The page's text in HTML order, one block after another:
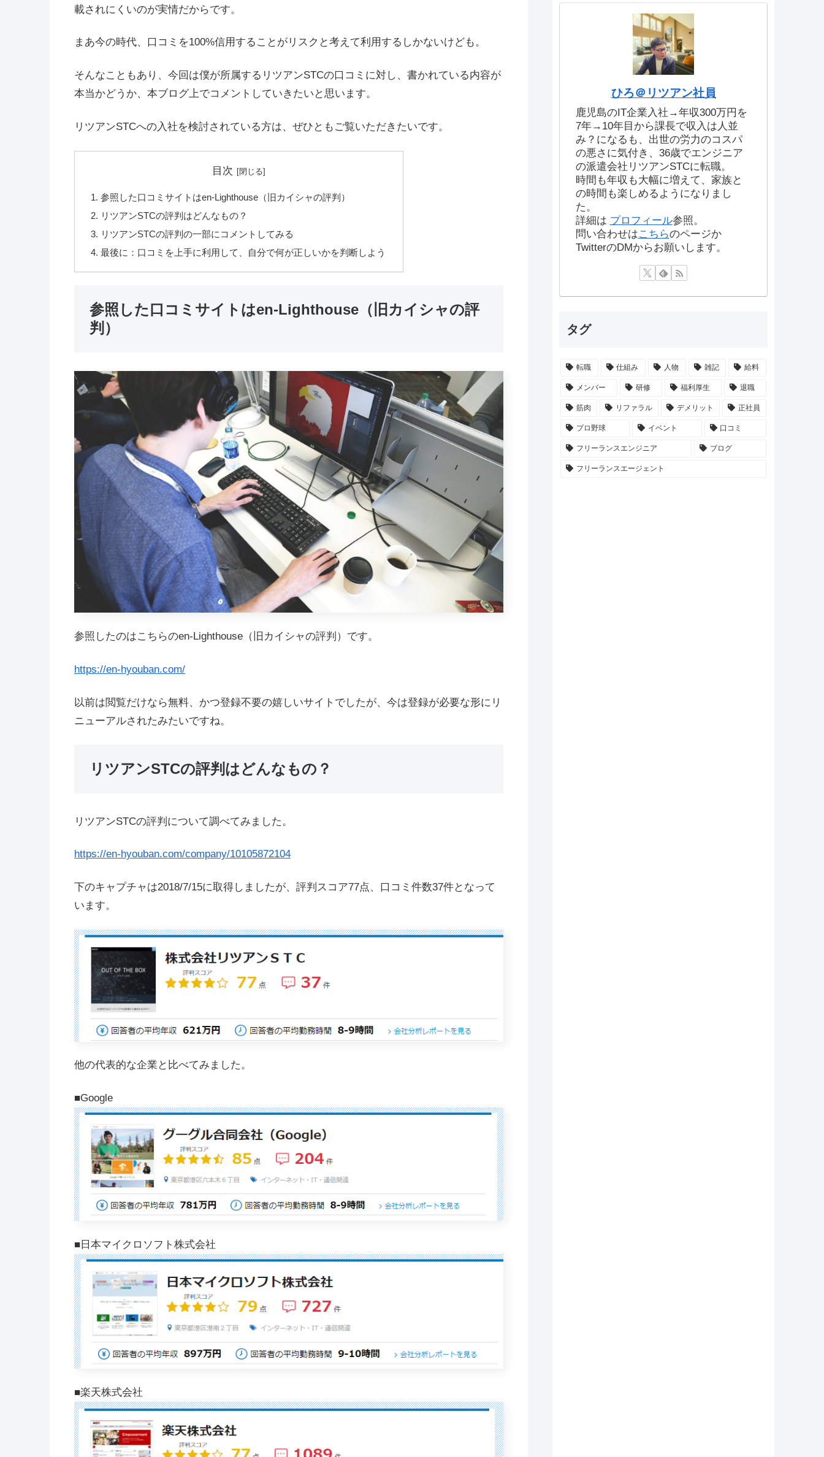
載されにくいのが実情だからです。
まあ今の時代、口コミを100%信用することがリスクと考えて利用するしかないけども。
そんなこともあり、今回は僕が所属するリツアンSTCの口コミに対し、書かれている内容が
本当かどうか、本ブログ上でコメントしていきたいと思います。
リツアンSTCへの入社を検討されている方は、ぜひともご覧いただきたいです。
目次
参照した口コミサイトはen-Lighthouse（旧カイシャの評判）
リツアンSTCの評判はどんなもの？
リツアンSTCの評判の一部にコメントしてみる
最後に：口コミを上手に利用して、自分で何が正しいかを判断しよう
参照した口コミサイトはen-Lighthouse（旧カイシャの評
判）
参照したのはこちらのen-Lighthouse（旧カイシャの評判）です。
https://en-hyouban.com/
以前は閲覧だけなら無料、かつ登録不要の嬉しいサイトでしたが、今は登録が必要な形にリ
ニューアルされたみたいですね。
リツアンSTCの評判はどんなもの？
リツアンSTCの評判について調べてみました。
https://en-hyouban.com/company/10105872104
下のキャプチャは2018/7/15に取得しましたが、評判スコア77点、口コミ件数37件となって
います。
他の代表的な企業と比べてみました。
■Google
■日本マイクロソフト株式会社
■楽天株式会社
ひろ＠リツアン社員
鹿児島のIT企業入社→年収300万円を
7年→10年目から課長で収入は人並
み？になるも、出世の労力のコスパ
の悪さに気付き、36歳でエンジニア
の派遣会社リツアンSTCに転職。
時間も年収も大幅に増えて、家族と
の時間も楽しめるようになりまし
た。
詳細は プロフィール参照。
問い合わせはこちらのページか
TwitterのDMからお願いします。
タグ
転職 仕組み 人物 雑記 給料
メンバー 研修 福利厚生 退職
筋肉 リファラル デメリット 正社員
プロ野球 イベント 口コミ
フリーランスエンジニア ブログ
フリーランスエージェント